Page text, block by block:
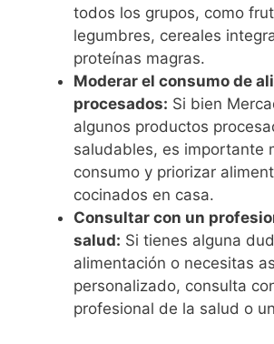
todos los grupos, como
legumbres, cereales
proteínas magras.
Moderar el consumo de
procesados: Si bien
algunos productos
saludables, es importante
consumo y priorizar
cocinados en casa.
Consultar con un
salud: Si tienes alguna
alimentación o necesitas
personalizado, consulta
profesional de la salud o